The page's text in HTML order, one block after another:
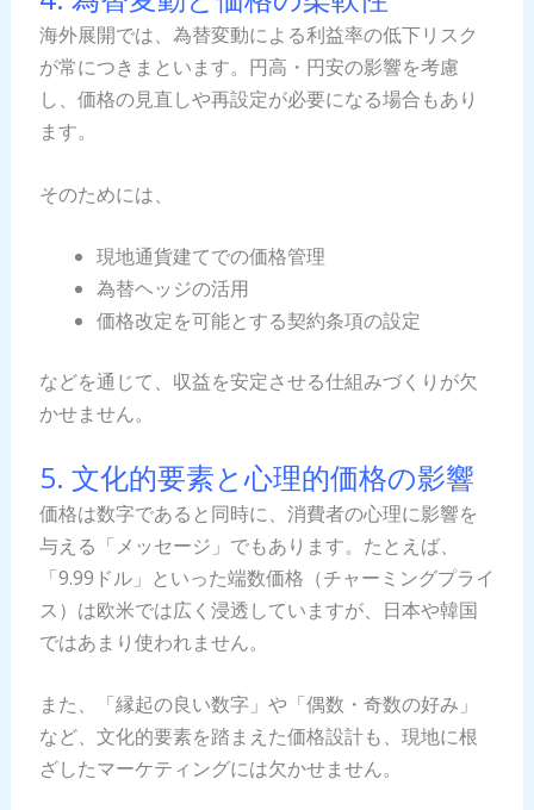
海外展開では、為替変動による利益率の低下リスク
が常につきまといます。円高・円安の影響を考慮
し、価格の見直しや再設定が必要になる場合もあり
ます。
そのためには、
現地通貨建てでの価格管理
為替ヘッジの活用
価格改定を可能とする契約条項の設定
などを通じて、収益を安定させる仕組みづくりが欠
かせません。
5. 文化的要素と心理的価格の影響
価格は数字であると同時に、消費者の心理に影響を
与える「メッセージ」でもあります。たとえば、
「9.99ドル」といった端数価格（チャーミングプライ
ス）は欧米では広く浸透していますが、日本や韓国
ではあまり使われません。
また、「縁起の良い数字」や「偶数・奇数の好み」
など、文化的要素を踏まえた価格設計も、現地に根
ざしたマーケティングには欠かせません。